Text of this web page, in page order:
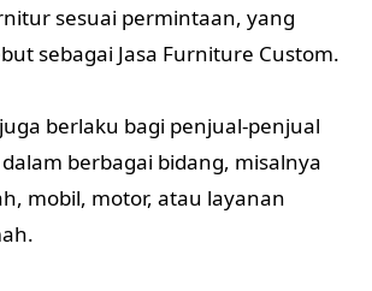
sesuai permintaan, yang
sebagai Jasa Furniture Custom.
berlaku bagi penjual-penjual
berbagai bidang, misalnya
mobil, motor, atau layanan